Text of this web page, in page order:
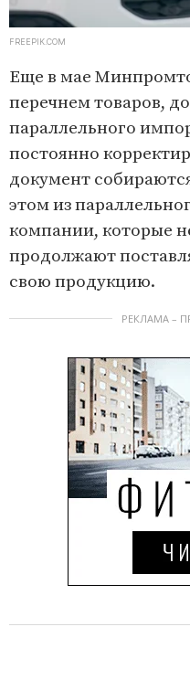
FREEPIK.COM
Еще в мае
перечнем товаров,
параллельного
постоянно
документ
этом из
компании, которые
продолжают
свою продукцию.
РЕКЛАМА –